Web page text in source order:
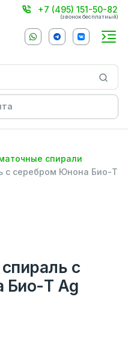
+7 (495) 151-50-82
(звонок бесплатный)
спирали
с серебром Юнона Био-Т
с
Био-Т Ag